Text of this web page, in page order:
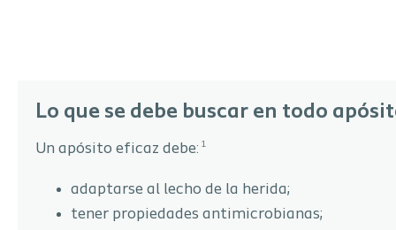
Lo que se debe buscar en todo
Un apósito eficaz debe: 1
adaptarse al lecho de la herida;
tener propiedades antimicrobianas;